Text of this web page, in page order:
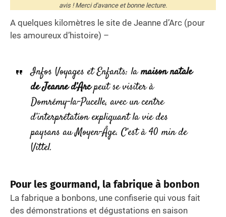
avis ! Merci d'avance et bonne lecture.
A quelques kilomètres le site de Jeanne d’Arc (pour
les amoureux d’histoire) –
Infos Voyages et Enfants: lamaison natale
de Jeanne d’Arcpeut se visiter à
Domrémy-la-Pucelle, avec un centre
d’interprétation expliquant la vie des
paysans au Moyen-Âge. C’est à 40 min de
Vittel.
Pour les gourmand, la fabrique à bonbon
La fabrique a bonbons, une confiserie qui vous fait
des démonstrations et dégustations en saison